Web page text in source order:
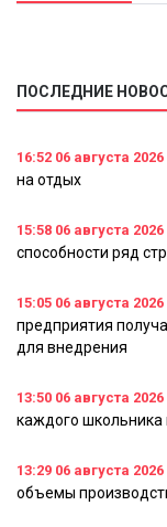
ПОСЛЕДНИЕ
16:52 06 августа 2026
на отдых
15:58 06 августа 2026
способности ряд
15:05 06 августа 2026
предприятия
для внедрения
13:50 06 августа 2026
каждого школьника
13:29 06 августа 2026
объемы